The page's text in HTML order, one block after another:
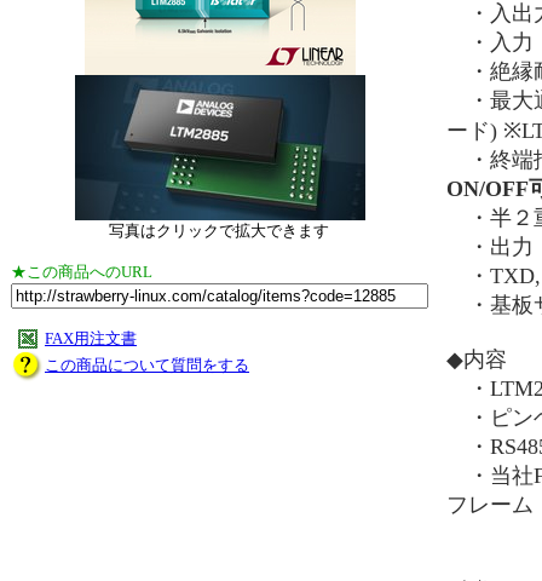
写真はクリックで拡大できます
★この商品へのURL
FAX用注文書
この商品について質問をする
・入出
・入力
・絶縁
・最大
ード)
・終端
ON/OFF
・半２
・出力
・TXD,
・基板
◆内容
・
・ピン
・
・当社
フレーム